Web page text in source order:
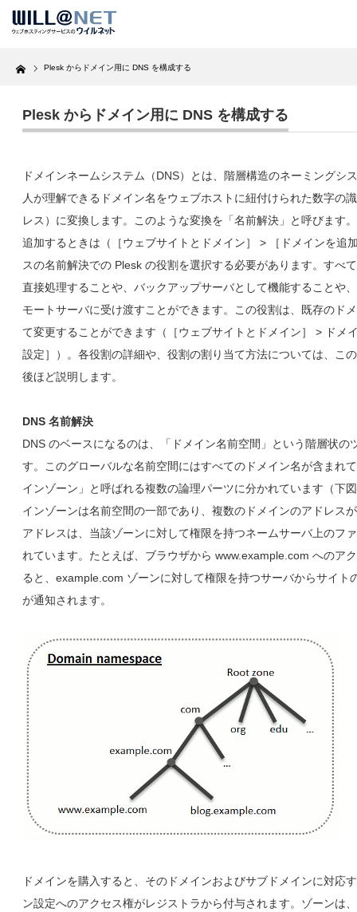
Home Plesk からドメイン用に DNS を構成する
Plesk からドメイン用に DNS を構成する
ドメインネームシステム（DNS）とは、階層構造のネーミングシ
人が理解できるドメイン名をウェブホストに紐付けられた数字の
レス）に変換します。このような変換を「名前解決」と呼びます
追加するときは（［ウェブサイトとドメイン］ > ［ドメインを追
スの名前解決での Plesk の役割を選択する必要があります。すべ
直接処理することや、バックアップサーバとして機能することや
モートサーバに受け渡すことができます。この役割は、既存のド
て変更することができます（［ウェブサイトとドメイン］ > ドメ
設定］）。各役割の詳細や、役割の割り当て方法については、こ
後ほど説明します。
DNS 名前解決
DNS のベースになるのは、「ドメイン名前空間」という階層状の
す。このグローバルな名前空間にはすべてのドメイン名が含まれ
インゾーン」と呼ばれる複数の論理パーツに分かれています（下
インゾーンは名前空間の一部であり、複数のドメインのアドレス
アドレスは、当該ゾーンに対して権限を持つネームサーバ上のフ
れています。たとえば、ブラウザから www.example.com へのア
ると、example.com ゾーンに対して権限を持つサーバからサイト
が通知されます。
ドメインを購入すると、そのドメインおよびサブドメインに対応
ン設定へのアクセス権がレジストラから付与されます。ゾーンは